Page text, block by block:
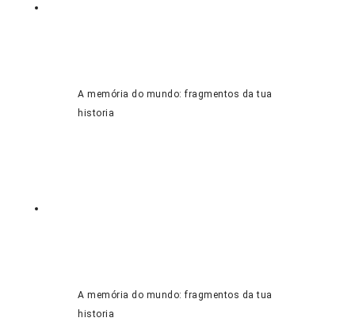
A memória do mundo: fragmentos da tua
historia
A memória do mundo: fragmentos da tua
historia